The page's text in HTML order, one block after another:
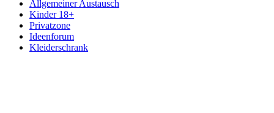
Allgemeiner Austausch
Kinder 18+
Privatzone
Ideenforum
Kleiderschrank